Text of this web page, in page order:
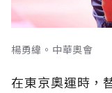
楊勇緯。中華奧會
在東京奧運時，